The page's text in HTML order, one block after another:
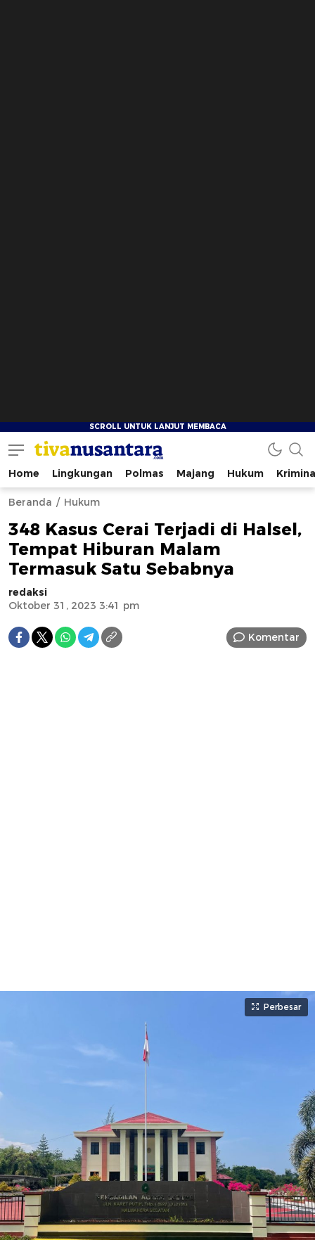
tivanusantara.com
Berita Nusantara
Home Lingkungan Polmas Majang Hukum
Beranda Hukum
348 Kasus Cerai Terjadi di Halsel,
Tempat Hiburan Malam
Termasuk Satu Sebabnya
redaksi
Oktober 31, 2023 3:41 pm
Komentar
Perbesar